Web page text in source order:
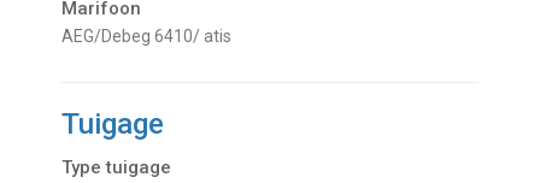
Marifoon
AEG/Debeg 6410/ atis
Tuigage
Type tuigage